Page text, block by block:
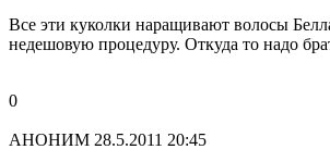
Все эти куколки наращивают волосы
недешовую процедуру. Откуда то надо
0
АНОНИМ 28.5.2011 20:45